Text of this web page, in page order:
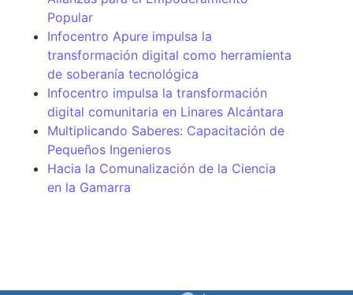
Popular
Infocentro Apure impulsa la
transformación digital como herramienta
de soberanía tecnológica
Infocentro impulsa la transformación
digital comunitaria en Linares Alcántara
Multiplicando Saberes: Capacitación de
Pequeños Ingenieros
Hacia la Comunalización de la Ciencia
en la Gamarra